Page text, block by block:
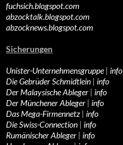
fuchsich.blogspot.com
abzocktalk.blogspot.com
abzocknews.blogspot.com
Sicherungen
Unister-Unternehmensgruppe| info
Die Gebrüder Schmidtlein | info
Der Malaysische Ableger | info
Der Münchener Ableger | info
Das Mega-Firmennetz | info
Die Swiss-Connection | info
Rumänischer Ableger | info